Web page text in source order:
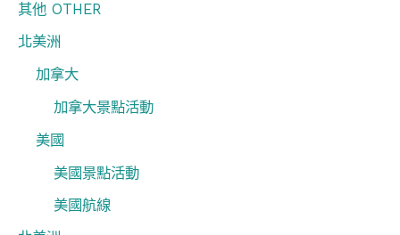
其他 OTHER
北美洲
加拿大
加拿大景點活動
美國
美國景點活動
美國航線